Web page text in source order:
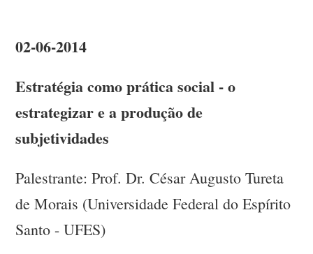
02-06-2014
Estratégia como prática social - o
estrategizar e a produção de
subjetividades
Palestrante: Prof. Dr. César Augusto Tureta
de Morais (Universidade Federal do Espírito
Santo - UFES)